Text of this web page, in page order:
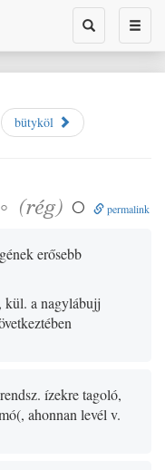
Toggle
search
bütyköl
(rég)  permalink
erősebb
kül. a nagylábujj
ízekre tagoló,
(, ahonnan levél v.